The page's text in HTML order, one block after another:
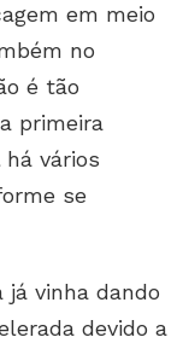
em meio
no
é tão
primeira
vários
se
já vinha dando
devido a